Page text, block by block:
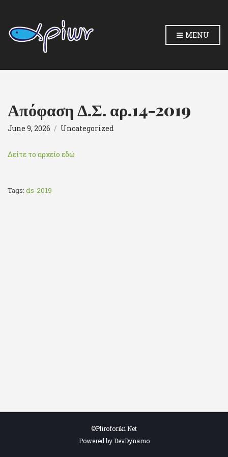
MENU
Απόφαση Δ.Σ. αρ.14-2019
June 9, 2026 Uncategorized
Δείτε το αρχείο εδώ
Tags: ds-2019
©Pliroforiki Net
Powered by DevDynamo